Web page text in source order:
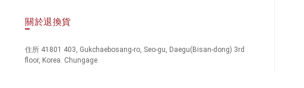
關於退換貨
住所 41801 403, Gukchaebosang-ro, Seo-gu, Daegu(Bisan-dong) 3rd
floor, Korea. Chungage